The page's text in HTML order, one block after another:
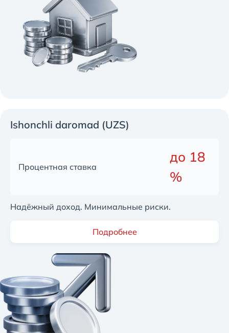
Ishonchli daromad (UZS)
Процентная ставка
до 18
%
Надёжный доход. Минимальные риски.
Подробнее